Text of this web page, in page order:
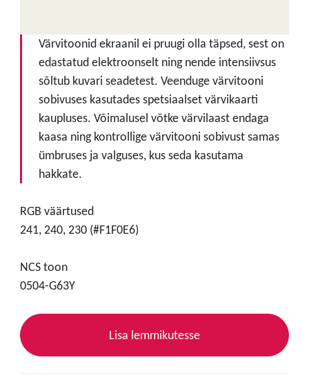
Värvitoonid ekraanil ei pruugi olla täpsed, sest on
edastatud elektroonselt ning nende intensiivsus
sõltub kuvari seadetest. Veenduge värvitooni
sobivuses kasutades spetsiaalset värvikaarti
kaupluses. Võimalusel võtke värvilaast endaga
kaasa ning kontrollige värvitooni sobivust samas
ümbruses ja valguses, kus seda kasutama
hakkate.
RGB väärtused
241, 240, 230 (#F1F0E6)
NCS toon
0504-G63Y
Lisa lemmikutesse